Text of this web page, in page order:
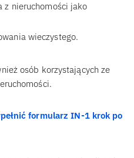
z nieruchomości jako
wieczystego.
osób korzystających ze
formularz IN-1 krok po